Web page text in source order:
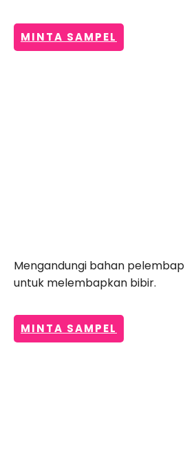
MINTA SAMPEL
Mengandungi bahan pelembap
untuk melembapkan bibir.
MINTA SAMPEL